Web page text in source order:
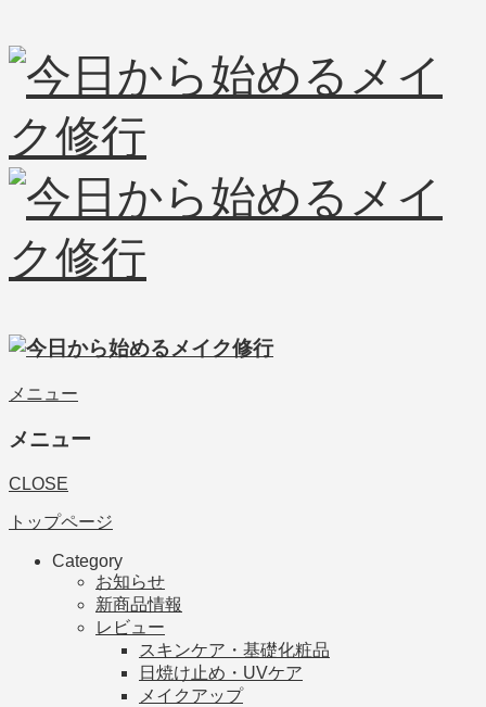
メニュー
メニュー
CLOSE
トップページ
Category
お知らせ
新商品情報
レビュー
スキンケア・基礎化粧品
日焼け止め・UVケア
メイクアップ